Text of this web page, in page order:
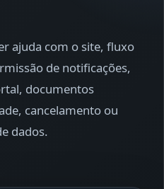
ajuda com o site, fluxo
de notificações,
documentos
cancelamento ou
dados.